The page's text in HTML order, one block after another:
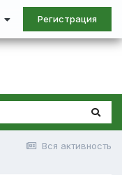
Регистрация
Вся активность